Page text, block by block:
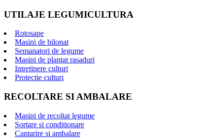
UTILAJE LEGUMICULTURA
Rotosape
Masini de bilonat
Semanatori de legume
Masini de plantat rasaduri
Intretinere culturi
Protectie culturi
RECOLTARE SI AMBALARE
Masini de recoltat legume
Sortare si conditionare
Cantarire si ambalare